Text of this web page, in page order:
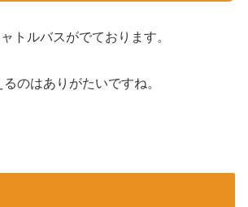
トルバスがでております。
のはありがたいですね。